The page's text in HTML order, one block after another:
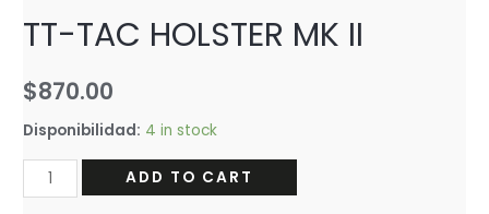
TT-TAC HOLSTER MK II
$870.00
Disponibilidad: 4 in stock
TAC
ADD TO CART